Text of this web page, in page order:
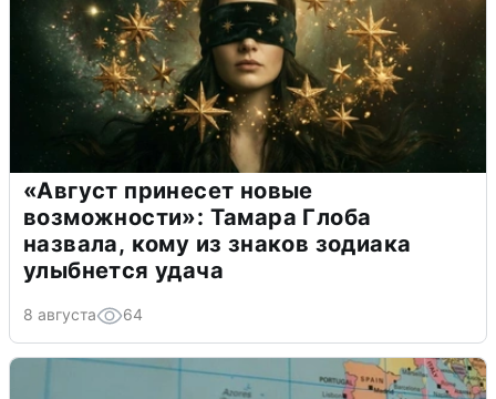
«Август принесет новые
возможности»: Тамара Глоба
назвала, кому из знаков зодиака
улыбнется удача
8 августа 64